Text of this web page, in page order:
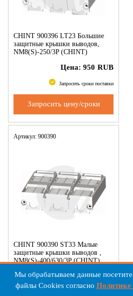
CHINT 900396 LT23 Большие
защитные крышки выводов,
NM8(S)-250/3P (CHINT)
Цена: 950 RUB
Запросить сроки поставки
Запросить цену/сроки
Артикул: 900390
CHINT 900390 ST33 Малые
защитные крышки выводов ,
NM8(S)-400/630/3P (CHINT)
Цена: 352 RUB
Мы обрабатываем данные
файлы Cookies согласно Политике